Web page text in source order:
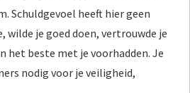
Schuldgevoel heeft hier geen
wilde je goed doen, vertrouwde je
het beste met je voorhadden. Je
nodig voor je veiligheid,